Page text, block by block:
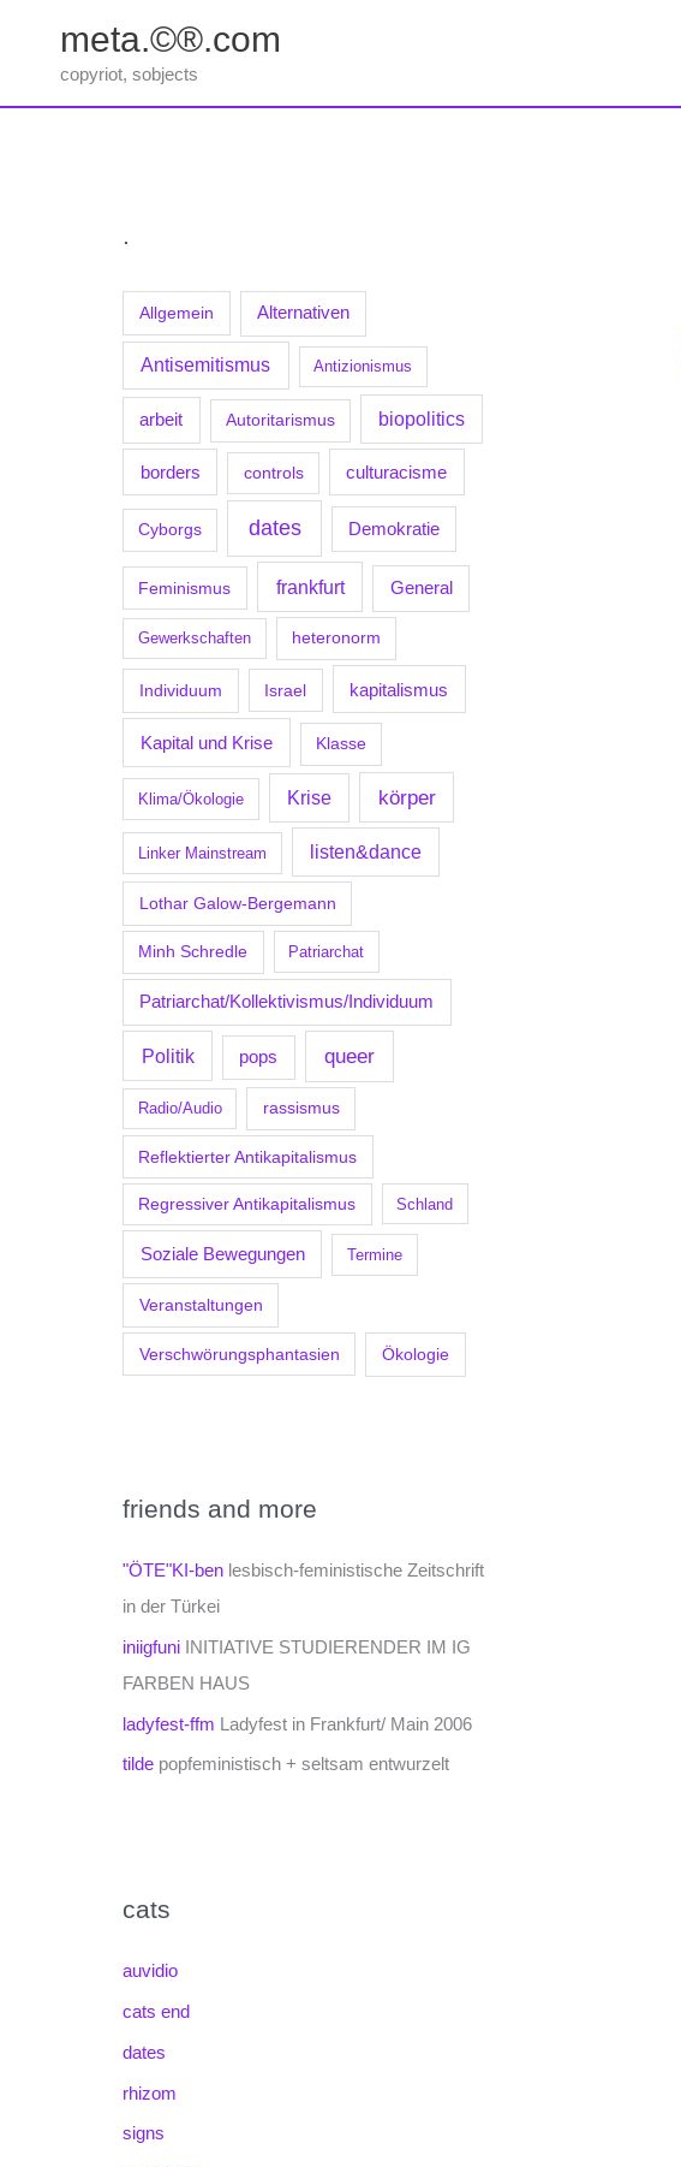
springen
meta.©®.com
copyriot, sobjects
.
Allgemein Alternativen
Antisemitismus Antizionismus
arbeit Autoritarismus biopolitics
borders controls culturacisme
Cyborgs dates Demokratie
Feminismus frankfurt General
Gewerkschaften heteronorm
Individuum Israel kapitalismus
Kapital und Krise Klasse
Klima/Ökologie Krise körper
Linker Mainstream listen&dance
Lothar Galow-Bergemann
Minh Schredle Patriarchat
Patriarchat/Kollektivismus/Individuum
Politik pops queer
Radio/Audio rassismus
Reflektierter Antikapitalismus
Regressiver Antikapitalismus Schland
Soziale Bewegungen Termine
Veranstaltungen
Verschwörungsphantasien Ökologie
friends and more
"ÖTE"KI-ben lesbisch-feministische Zeitschrift
in der Türkei
iniigfuni INITIATIVE STUDIERENDER IM IG
FARBEN HAUS
ladyfest-ffm Ladyfest in Frankfurt/ Main 2006
tilde popfeministisch + seltsam entwurzelt
cats
auvidio
cats end
dates
rhizom
signs